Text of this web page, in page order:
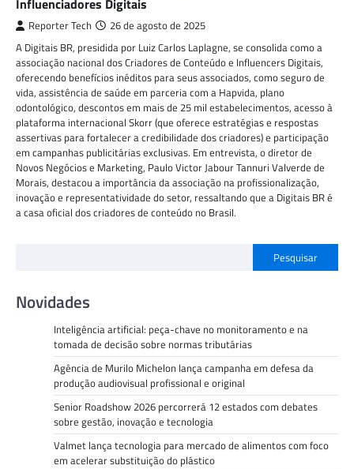
Influenciadores Digitais
Reporter Tech 26 de agosto de 2025
A Digitais BR, presidida por Luiz Carlos Laplagne, se consolida como a
associação nacional dos Criadores de Conteúdo e Influencers Digitais,
oferecendo benefícios inéditos para seus associados, como seguro de
vida, assistência de saúde em parceria com a Hapvida, plano
odontológico, descontos em mais de 25 mil estabelecimentos, acesso à
plataforma internacional Skorr (que oferece estratégias e respostas
assertivas para fortalecer a credibilidade dos criadores) e participação
em campanhas publicitárias exclusivas. Em entrevista, o diretor de
Novos Negócios e Marketing, Paulo Victor Jabour Tannuri Valverde de
Morais, destacou a importância da associação na profissionalização,
inovação e representatividade do setor, ressaltando que a Digitais BR é
a casa oficial dos criadores de conteúdo no Brasil.
Pesquisar
Novidades
Inteligência artificial: peça-chave no monitoramento e na
tomada de decisão sobre normas tributárias
Agência de Murilo Michelon lança campanha em defesa da
produção audiovisual profissional e original
Senior Roadshow 2026 percorrerá 12 estados com debates
sobre gestão, inovação e tecnologia
Valmet lança tecnologia para mercado de alimentos com foco
em acelerar substituição do plástico